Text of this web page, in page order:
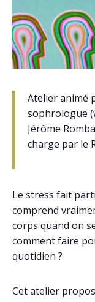
Atelier animé
sophrologue
Jérôme
charge par le
Le stress fait
comprend
corps quand on
comment faire
quotidien ?
Cet atelier